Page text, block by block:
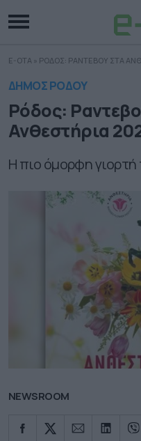
E-OTA » ΡΟΔΟΣ: ΡΑΝΤΕΒΟΥ ΣΤΑ
ΔΗΜΟΣ ΡΟΔΟΥ
Ρόδος:
Ανθεστήρια
Η πιο όμορφη γιορτή
NEWSROOM